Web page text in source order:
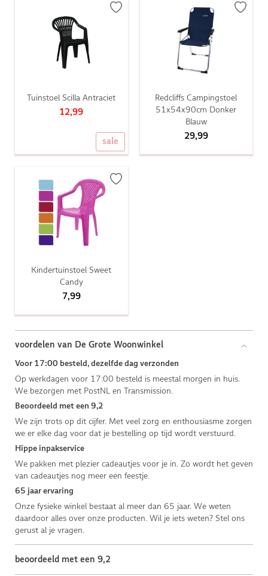
sale
Tuinstoel Scilla Antraciet
12,99
Redcliffs Campingstoel
51x54x90cm Donker
Blauw
29,99
Kindertuinstoel Sweet
Candy
7,99
voordelen van De Grote Woonwinkel
Voor 17:00 besteld, dezelfde dag verzonden
Op werkdagen voor 17:00 besteld is meestal morgen in huis.
We bezorgen met PostNL en Transmission.
Beoordeeld met een 9,2
We zijn trots op dit cijfer. Met veel zorg en enthousiasme zorgen
we er elke dag voor dat je bestelling op tijd wordt verstuurd.
Hippe inpakservice
We pakken met plezier cadeautjes voor je in. Zo wordt het geven
van cadeautjes nog meer een feestje.
65 jaar ervaring
Onze fysieke winkel bestaat al meer dan 65 jaar. We weten
daardoor alles over onze producten. Wil je iets weten? Stel ons
gerust al je vragen.
beoordeeld met een 9,2